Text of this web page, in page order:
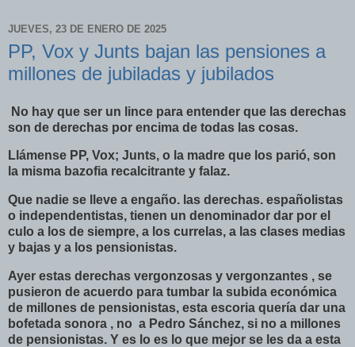
JUEVES, 23 DE ENERO DE 2025
PP, Vox y Junts bajan las pensiones a
millones de jubiladas y jubilados
No hay que ser un lince para entender que las derechas
son de derechas por encima de todas las cosas.
Llámense PP, Vox; Junts, o la madre que los parió, son
la misma bazofia recalcitrante y falaz.
Que nadie se lleve a engaño. las derechas. españolistas
o independentistas, tienen un denominador dar por el
culo a los de siempre, a los currelas, a las clases medias
y bajas y a los pensionistas.
Ayer estas derechas vergonzosas y vergonzantes , se
pusieron de acuerdo para tumbar la subida económica
de millones de pensionistas, esta escoria quería dar una
bofetada sonora , no a Pedro Sánchez, si no a millones
de pensionistas. Y es lo es lo que mejor se les da a esta